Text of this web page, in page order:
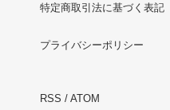
特定商取引法に基づく表記
プライバシーポリシー
RSS / ATOM